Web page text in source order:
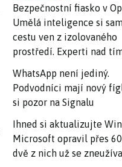
Bezpečnostní fiasko v
Umělá inteligence si
cestu ven z izolovaného
prostředí. Experti nad
WhatsApp není jediný.
Podvodníci mají nový
si pozor na Signalu
Ihned si aktualizujte
Microsoft opravil přes
dvě z nich už se